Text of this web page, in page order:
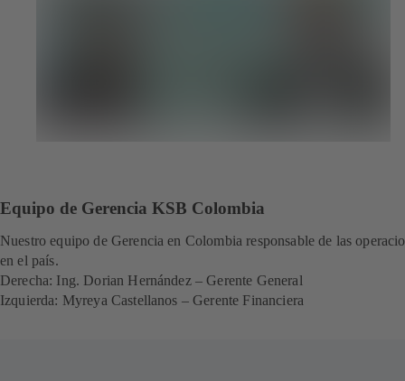
Equipo de Gerencia KSB Colombia
Nuestro equipo de Gerencia en Colombia responsable de las
en el país.
Derecha: Ing. Dorian Hernández – Gerente General
Izquierda: Myreya Castellanos – Gerente Financiera